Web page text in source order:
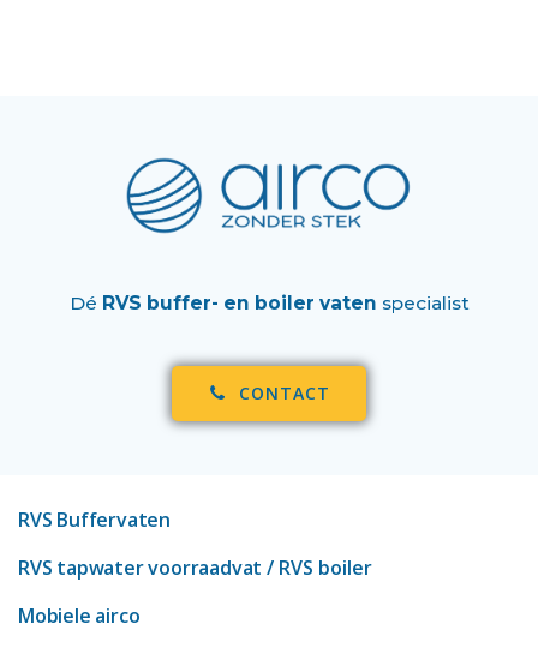
Dé RVS buffer- en boiler vaten specialist
CONTACT
RVS Buffervaten
RVS tapwater voorraadvat / RVS boiler
Mobiele airco